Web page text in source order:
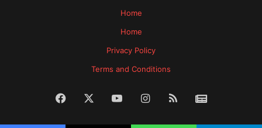
Home
Home
Privacy Policy
Terms and Conditions
Facebook YouTubeInstagram
RSS News